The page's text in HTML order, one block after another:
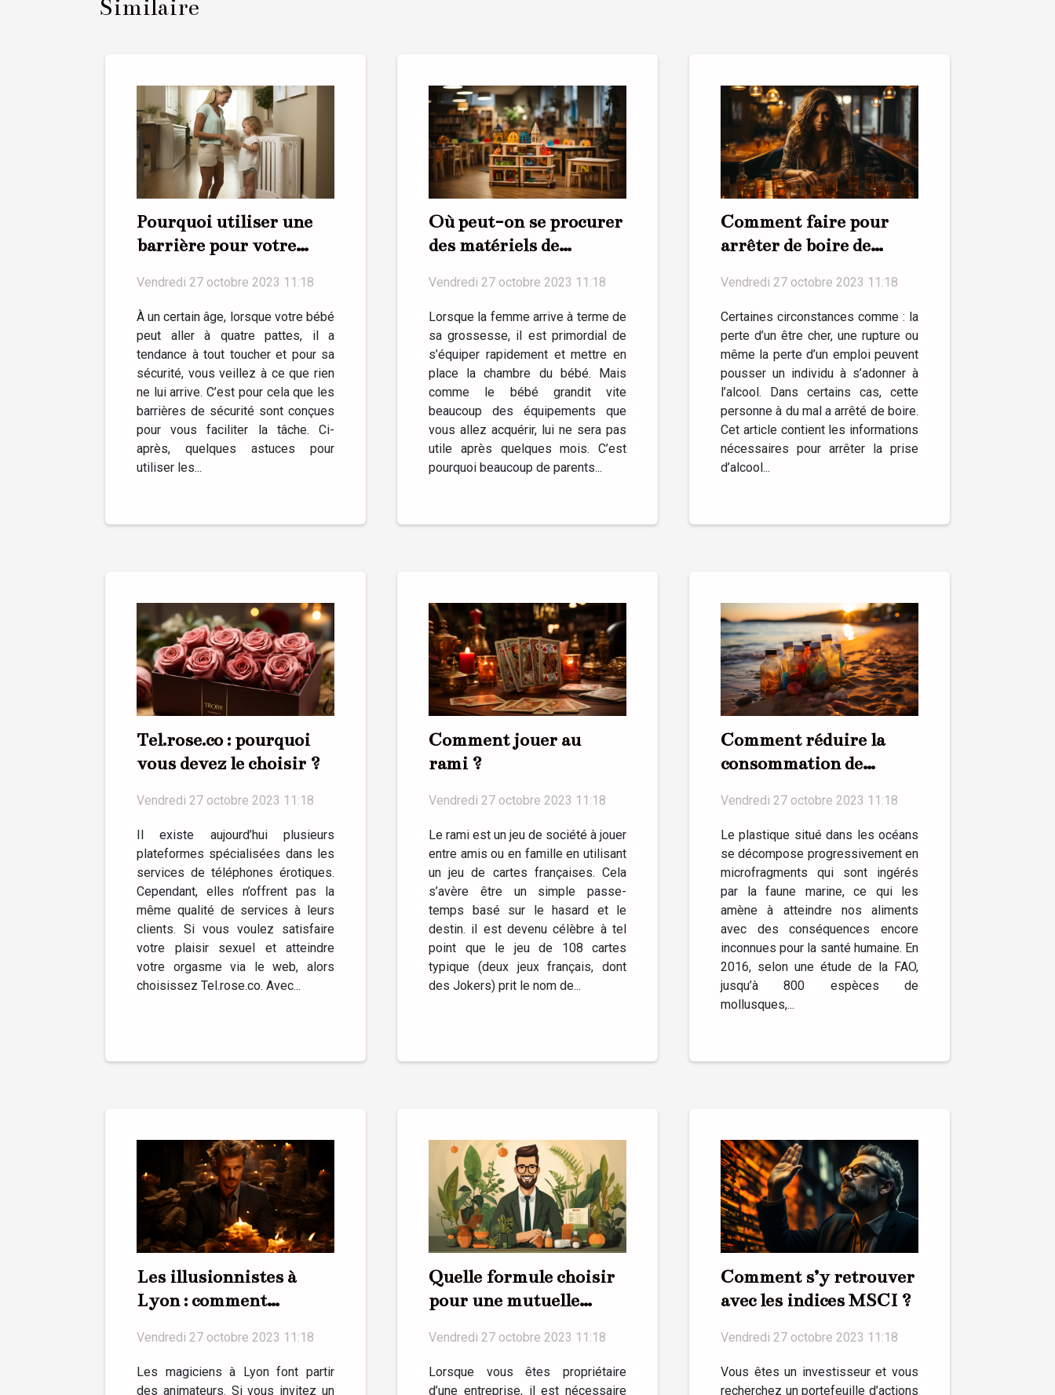
Similaire
Pourquoi utiliser une
barrière pour votre
Vendredi 27 octobre 2023 11:18
À un certain âge, lorsque votre bébé
peut aller à quatre pattes, il a
tendance à tout toucher et pour sa
sécurité, vous veillez à ce que rien
ne lui arrive. C’est pour cela que les
barrières de sécurité sont conçues
pour vous faciliter la tâche. Ci-
après, quelques astuces pour
utiliser les...
Où peut-on se procurer
des matériels de
Vendredi 27 octobre 2023 11:18
Lorsque la femme arrive à terme de
sa grossesse, il est primordial de
s’équiper rapidement et mettre en
place la chambre du bébé. Mais
comme le bébé grandit vite
beaucoup des équipements que
vous allez acquérir, lui ne sera pas
utile après quelques mois. C’est
pourquoi beaucoup de parents...
Comment faire pour
arrêter de boire de
Vendredi 27 octobre 2023 11:18
Certaines circonstances comme : la
perte d’un être cher, une rupture ou
même la perte d’un emploi peuvent
pousser un individu à s’adonner à
l’alcool. Dans certains cas, cette
personne à du mal a arrêté de boire.
Cet article contient les informations
nécessaires pour arrêter la prise
d’alcool...
Tel.rose.co : pourquoi
vous devez le choisir ?
Vendredi 27 octobre 2023 11:18
Il existe aujourd’hui plusieurs
plateformes spécialisées dans les
services de téléphones érotiques.
Cependant, elles n’offrent pas la
même qualité de services à leurs
clients. Si vous voulez satisfaire
votre plaisir sexuel et atteindre
votre orgasme via le web, alors
choisissez Tel.rose.co. Avec...
Comment jouer au
rami ?
Vendredi 27 octobre 2023 11:18
Le rami est un jeu de société à jouer
entre amis ou en famille en utilisant
un jeu de cartes françaises. Cela
s’avère être un simple passe-
temps basé sur le hasard et le
destin. il est devenu célèbre à tel
point que le jeu de 108 cartes
typique (deux jeux français, dont
des Jokers) prit le nom de...
Comment réduire la
consommation de
Vendredi 27 octobre 2023 11:18
Le plastique situé dans les océans
se décompose progressivement en
microfragments qui sont ingérés
par la faune marine, ce qui les
amène à atteindre nos aliments
avec des conséquences encore
inconnues pour la santé humaine. En
2016, selon une étude de la FAO,
jusqu’à 800 espèces de
mollusques,...
Les illusionnistes à
Lyon : comment
magicien ?
Vendredi 27 octobre 2023 11:18
Les magiciens à Lyon font partir
des animateurs. Si vous invitez un
Quelle formule choisir
pour une mutuelle
Vendredi 27 octobre 2023 11:18
Lorsque vous êtes propriétaire
d’une entreprise, il est nécessaire
Comment s’y retrouver
avec les indices MSCI ?
Vendredi 27 octobre 2023 11:18
Vous êtes un investisseur et vous
recherchez un portefeuille d’actions